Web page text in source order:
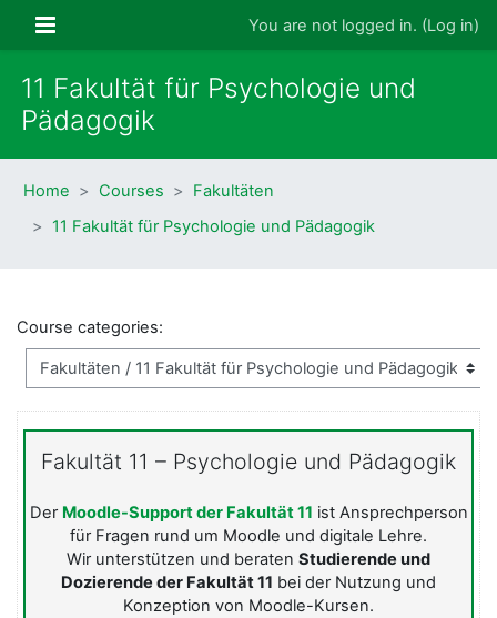
Side panel You are not logged in. (Log in)
11 Fakultät für Psychologie und
Pädagogik
Home Courses
Fakultäten
11 Fakultät für Psychologie und Pädagogik
Course categories:
Fakultät 11 – Psychologie und Pädagogik
Der Moodle-Support der Fakultät 11 ist Ansprechperson
für Fragen rund um Moodle und digitale Lehre.
Wir unterstützen und beraten Studierende und
Dozierendeder Fakultät 11 bei der Nutzung und
Konzeption von Moodle-Kursen.